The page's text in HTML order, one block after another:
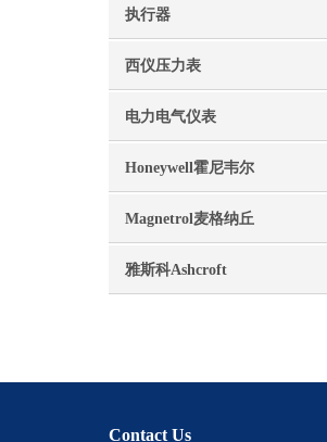
执行器
西仪压力表
电力电气仪表
Honeywell霍尼韦尔
Magnetrol麦格纳丘
雅斯科Ashcroft
Contact Us